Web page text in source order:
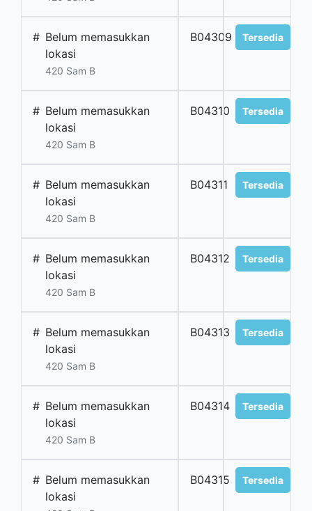
# Belum memasukkan
lokasi
420 Sam B
B04309 Tersedia
# Belum memasukkan
lokasi
420 Sam B
B04310 Tersedia
# Belum memasukkan
lokasi
420 Sam B
B04311 Tersedia
# Belum memasukkan
lokasi
420 Sam B
B04312 Tersedia
# Belum memasukkan
lokasi
420 Sam B
B04313 Tersedia
# Belum memasukkan
lokasi
420 Sam B
B04314 Tersedia
# Belum memasukkan
lokasi
B04315 Tersedia